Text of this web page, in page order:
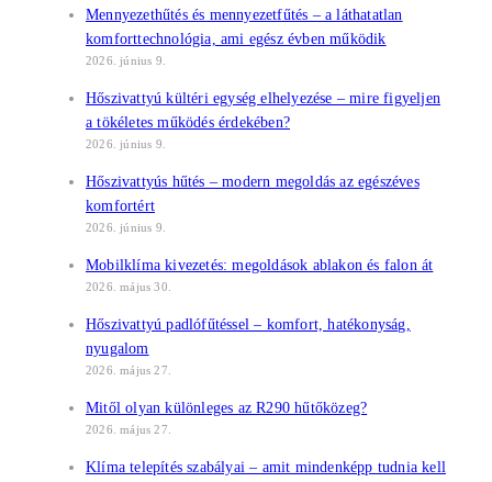
Mennyezethűtés és mennyezetfűtés – a láthatatlan
komforttechnológia, ami egész évben működik
2026. június 9.
Hőszivattyú kültéri egység elhelyezése – mire figyeljen
a tökéletes működés érdekében?
2026. június 9.
Hőszivattyús hűtés – modern megoldás az egészéves
komfortért
2026. június 9.
Mobilklíma kivezetés: megoldások ablakon és falon át
2026. május 30.
Hőszivattyú padlófűtéssel – komfort, hatékonyság,
nyugalom
2026. május 27.
Mitől olyan különleges az R290 hűtőközeg?
2026. május 27.
Klíma telepítés szabályai – amit mindenképp tudnia kell